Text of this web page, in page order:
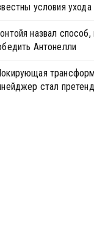
условия
назвал
Антонелли
стал